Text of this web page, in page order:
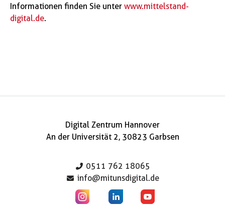
Informationen finden Sie unter www.mittelstand-
digital.de.
Digital Zentrum Hannover
An der Universität 2, 30823 Garbsen
0511 762 18065
info@mitunsdigital.de